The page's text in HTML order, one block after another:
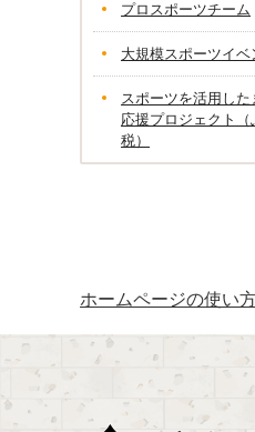
プロスポーツチーム
大規模スポーツイベ
スポーツを活用した
応援プロジェクト（
税）
ホームページの使い